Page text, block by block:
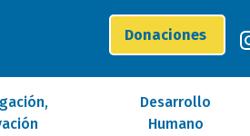
Donaciones
Desarrollo
Humano